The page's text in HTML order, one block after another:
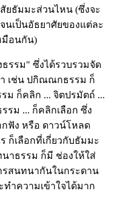
ยธัมมะส่วนไหน (ซึ่งจะ
นเป็นอัธยาศัยของแต่ละ
มือนกัน)
รรม" ซึ่งได้รวบรวมจัด
เช่น ปกิณณกธรรม ก็
ม ก็คลิก ... จิตปรมัตถ์ ...
รม ... ก็คลิกเลือก ซึ่ง
ฟัง หรือ ดาวน์โหลด
ก็เลือกที่เกี่ยวกับธัมมะ
าธรรม ก็มี ช่องให้ใส่
รสนทนากันในกระดาน
ำความเข้าใจได้มาก